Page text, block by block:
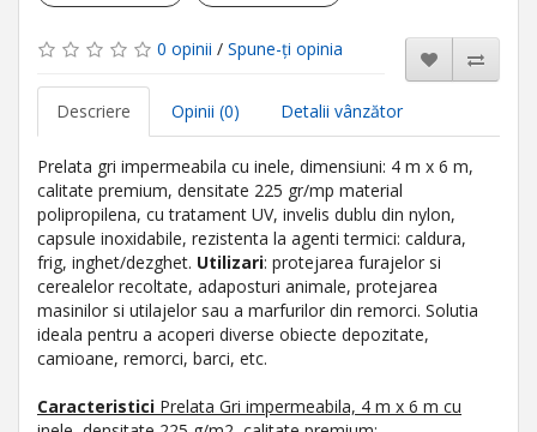
0 opinii / Spune-ţi opinia
Descriere Opinii (0) Detalii vânzător
Prelata gri impermeabila cu inele, dimensiuni: 4 m x 6 m,
calitate premium, densitate 225 gr/mp material
polipropilena, cu tratament UV, invelis dublu din nylon,
capsule inoxidabile, rezistenta la agenti termici: caldura,
frig, inghet/dezghet. Utilizari: protejarea furajelor si
cerealelor recoltate, adaposturi animale, protejarea
masinilor si utilajelor sau a marfurilor din remorci. Solutia
ideala pentru a acoperi diverse obiecte depozitate,
camioane, remorci, barci, etc.
Caracteristici Prelata Gri impermeabila, 4 m x 6 m cu